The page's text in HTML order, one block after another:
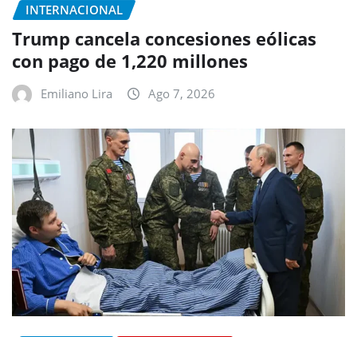
INTERNACIONAL
Trump cancela concesiones eólicas
con pago de 1,220 millones
Emiliano Lira Ago 7, 2026